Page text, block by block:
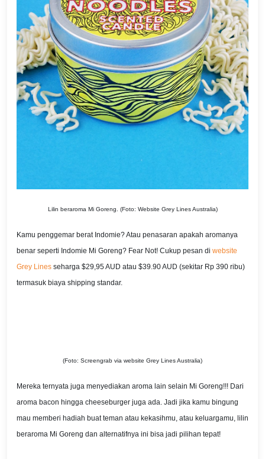
Lilin beraroma Mi Goreng. (Foto: Website Grey Lines Australia)
Kamu penggemar berat Indomie? Atau penasaran apakah aromanya
benar seperti Indomie Mi Goreng? Fear Not! Cukup pesan di website
Grey Lines seharga $29,95 AUD atau $39.90 AUD (sekitar Rp 390 ribu)
termasuk biaya shipping standar.
(Foto: Screengrab via website Grey Lines Australia)
Mereka ternyata juga menyediakan aroma lain selain Mi Goreng!!! Dari
aroma bacon hingga cheeseburger juga ada. Jadi jika kamu bingung
mau memberi hadiah buat teman atau kekasihmu, atau keluargamu, lilin
beraroma Mi Goreng dan alternatifnya ini bisa jadi pilihan tepat!